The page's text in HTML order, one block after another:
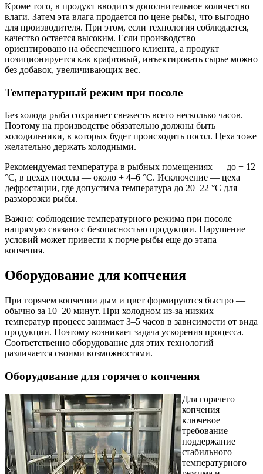
Кроме того, в продукт вводится дополнительное количество
влаги. Затем эта влага продается по цене рыбы, что выгодно
для производителя. При этом, если технология соблюдается,
качество остается высоким. Если производство
ориентировано на обеспеченного клиента, а продукт
позиционируется как крафтовый, инъектировать сырье можно
без добавок, увеличивающих вес.
Температурный режим при посоле
Без холода рыба сохраняет свежесть всего несколько часов.
Поэтому на производстве обязательно должны быть
холодильники, в которых будет происходить посол. Цеха тоже
желательно держать холодными.
Рекомендуемая температура в рыбных помещениях — до + 12
°C, в цехах посола — около + 4–6 °C. Исключение — цеха
дефростации, где допустима температура до 20–22 °C для
разморозки рыбы.
Важно: соблюдение температурного режима при посоле
напрямую связано с безопасностью продукции. Нарушение
условий может привести к порче рыбы еще до этапа
копчения.
Оборудование для копчения
При горячем копчении дым и цвет формируются быстро —
обычно за 10–20 минут. При холодном из-за низких
температур процесс занимает 3–5 часов в зависимости от вида
продукции. Поэтому возникает задача ускорения процесса.
Соответственно оборудование для этих технологий
различается своими возможностями.
Оборудование для горячего копчения
Для горячего
копчения
ключевое
требование —
поддержание
стабильного
температурного